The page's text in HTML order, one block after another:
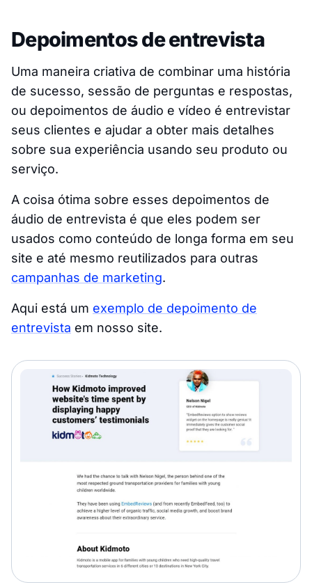
Depoimentos de entrevista
Uma maneira criativa de combinar uma história
de sucesso, sessão de perguntas e respostas,
ou depoimentos de áudio e vídeo é entrevistar
seus clientes e ajudar a obter mais detalhes
sobre sua experiência usando seu produto ou
serviço.
A coisa ótima sobre esses depoimentos de
áudio de entrevista é que eles podem ser
usados como conteúdo de longa forma em seu
site e até mesmo reutilizados para outras
campanhas de marketing.
Aqui está um exemplo de depoimento de
entrevista em nosso site.